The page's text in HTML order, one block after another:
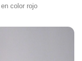
color rojo